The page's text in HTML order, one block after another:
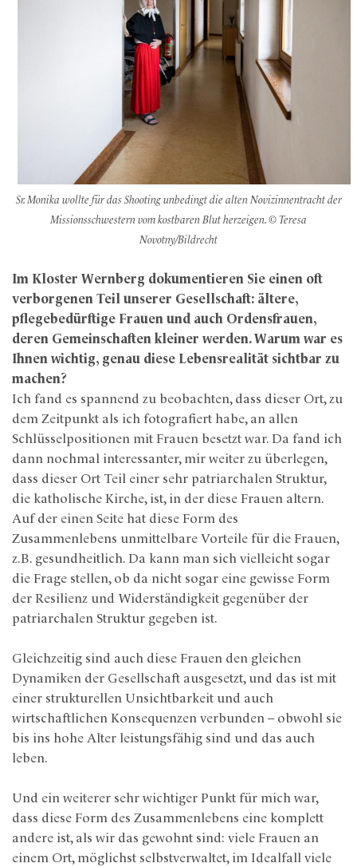
Sr. Monika wollte für das Shooting unbedingt die alten Novizinnentracht der
Missionsschwestern vom kostbaren Blut herzeigen. © Teresa
Novotny/Bildrecht
Im Kloster Wernberg dokumentieren Sie einen oft
verborgenen Teil unserer Gesellschaft: ältere,
pflegebedürftige Frauen und auch Ordensfrauen,
deren Gemeinschaften kleiner werden. Warum war es
Ihnen wichtig, genau diese Lebensrealität sichtbar zu
machen?
Ich fand es spannend zu beobachten, dass dieser Ort, zu
dem Zeitpunkt als ich fotografiert habe, an allen
Schlüsselpositionen mit Frauen besetzt war. Da fand ich
dann nochmal interessanter, mir weiter zu überlegen,
dass dieser Ort Teil einer sehr patriarchalen Struktur,
die katholische Kirche, ist, in der diese Frauen altern.
Auf der einen Seite hat diese Form des
Zusammenlebens unmittelbare Vorteile für die Frauen,
z.B. gesundheitlich. Da kann man sich vielleicht sogar
die Frage stellen, ob da nicht sogar eine gewisse Form
der Resilienz und Widerständigkeit gegenüber der
patriarchalen Struktur gegeben ist.
Gleichzeitig sind auch diese Frauen den gleichen
Dynamiken der Gesellschaft ausgesetzt, und das ist mit
einer strukturellen Unsichtbarkeit und auch
wirtschaftlichen Konsequenzen verbunden – obwohl sie
bis ins hohe Alter leistungsfähig sind und das auch
leben.
Und ein weiterer sehr wichtiger Punkt für mich war,
dass diese Form des Zusammenlebens eine komplett
andere ist, als wir das gewohnt sind: viele Frauen an
einem Ort, möglichst selbstverwaltet, im Idealfall viele